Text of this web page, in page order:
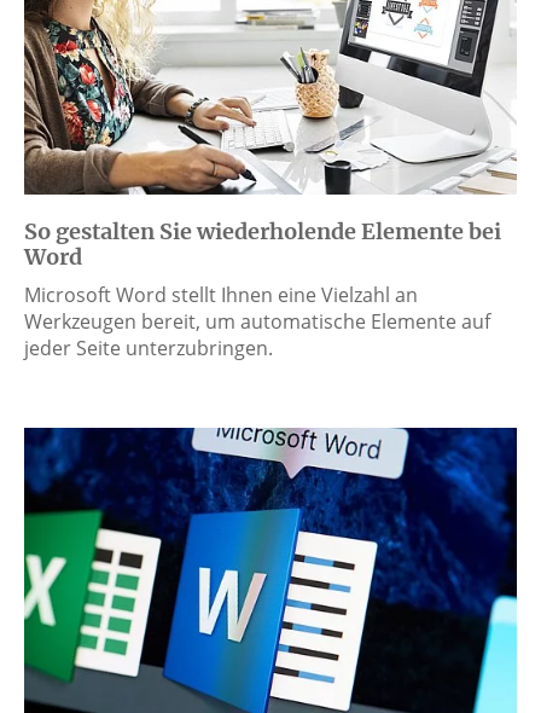
So gestalten Sie wiederholende Elemente bei
Word
Microsoft Word stellt Ihnen eine Vielzahl an
Werkzeugen bereit, um automatische Elemente auf
jeder Seite unterzubringen.